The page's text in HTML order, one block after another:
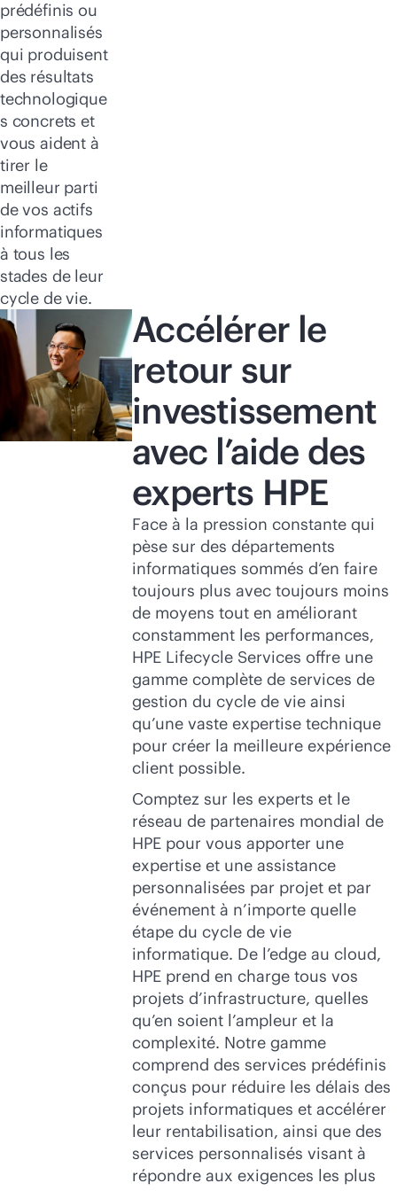
prédéfinis ou
personnalisés
qui produisent
des résultats
technologique
s concrets et
vous aident à
tirer le
meilleur parti
de vos actifs
informatiques
à tous les
stades de leur
cycle de vie.
Accélérer le
retour sur
investissement
avec l’aide des
experts HPE
Face à la pression constante qui
pèse sur des départements
informatiques sommés d’en faire
toujours plus avec toujours moins
de moyens tout en améliorant
constamment les performances,
HPE Lifecycle Services offre une
gamme complète de services de
gestion du cycle de vie ainsi
qu’une vaste expertise technique
pour créer la meilleure expérience
client possible.
Comptez sur les experts et le
réseau de partenaires mondial de
HPE pour vous apporter une
expertise et une assistance
personnalisées par projet et par
événement à n’importe quelle
étape du cycle de vie
informatique. De l’edge au cloud,
HPE prend en charge tous vos
projets d’infrastructure, quelles
qu’en soient l’ampleur et la
complexité. Notre gamme
comprend des services prédéfinis
conçus pour réduire les délais des
projets informatiques et accélérer
leur rentabilisation, ainsi que des
services personnalisés visant à
répondre aux exigences les plus